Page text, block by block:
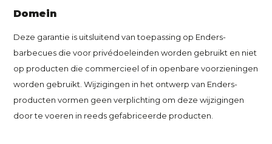
Domein
Deze garantie is uitsluitend van toepassing op Enders-
barbecues die voor privédoeleinden worden gebruikt en niet
op producten die commercieel of in openbare voorzieningen
worden gebruikt. Wijzigingen in het ontwerp van Enders-
producten vormen geen verplichting om deze wijzigingen
door te voeren in reeds gefabriceerde producten.